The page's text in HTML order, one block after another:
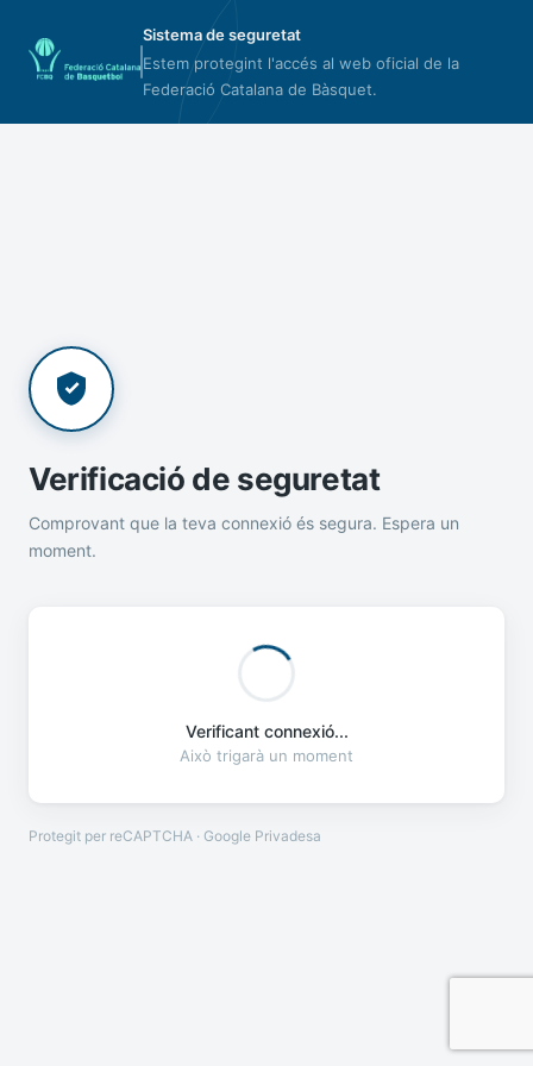
Sistema de seguretat
Estem protegint l'accés al web oficial de la
Federació Catalana de Bàsquet.
Verificació de seguretat
Comprovant que la teva connexió és segura. Espera un
moment.
Verificant connexió...
Això trigarà un moment
Protegit per reCAPTCHA · Google Privadesa